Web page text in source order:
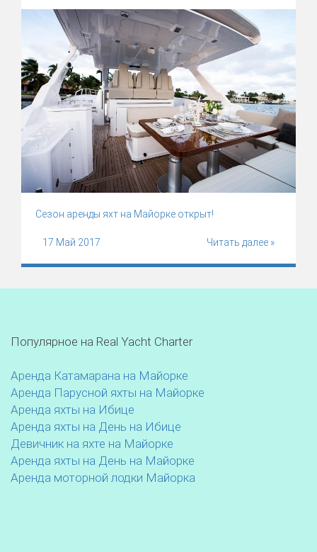
Сезон аренды яхт на Майорке открыт!
17 Май 2017 Читать далее »
Популярное на Real Yacht Charter
Аренда Катамарана на Майорке
Аренда Парусной яхты на Майорке
Аренда яхты на Ибице
Аренда яхты на День на Ибице
Девичник на яхте на Майорке
Аренда яхты на День на Майорке
Аренда моторной лодки Майорка